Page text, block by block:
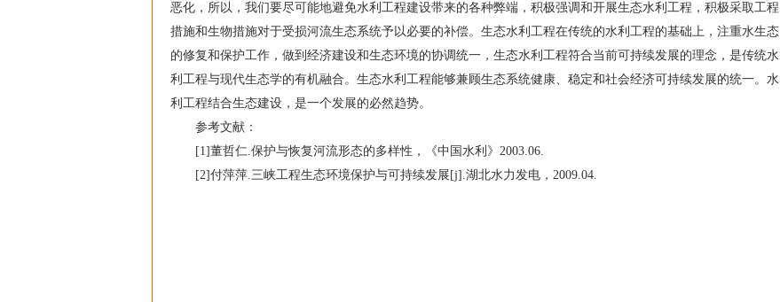
恶化，所以，我们要尽可能地避免水利工程建设带来的各种弊端，积极强调和开展生态水利工程，积极采取工程
措施和生物措施对于受损河流生态系统予以必要的补偿。生态水利工程在传统的水利工程的基础上，注重水生态
的修复和保护工作，做到经济建设和生态环境的协调统一，生态水利工程符合当前可持续发展的理念，是传统水
利工程与现代生态学的有机融合。生态水利工程能够兼顾生态系统健康、稳定和社会经济可持续发展的统一。水
利工程结合生态建设，是一个发展的必然趋势。
参考文献：
[1]董哲仁.保护与恢复河流形态的多样性，《中国水利》2003.06.
[2]付萍萍.三峡工程生态环境保护与可持续发展[j].湖北水力发电，2009.04.